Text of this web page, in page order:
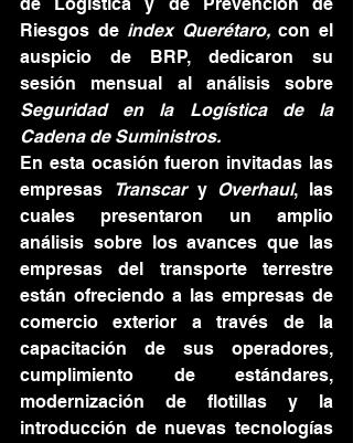
Riesgos de index Querétaro, con el
auspicio de BRP, dedicaron su
Seguridad en la Logística de la
Cadena de Suministros.
En esta ocasión fueron invitadas las
empresas
Transcar y Overhaul, las
cuales presentaron un amplio
análisis sobre los avances que las
empresas del transporte terrestre
están ofreciendo a las empresas de
comercio exterior a través de la
capacitación de sus operadores,
cumplimiento de estándares,
modernización de flotillas y la
introducción de nuevas tecnologías